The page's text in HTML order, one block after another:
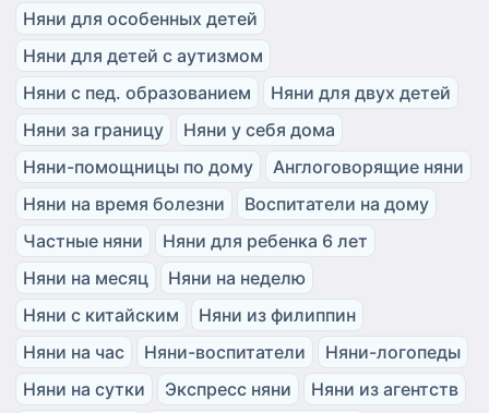
Няни для особенных детей
Няни для детей с аутизмом
Няни с пед. образованием
Няни для двух детей
Няни за границу
Няни у себя дома
Няни-помощницы по дому
Англоговорящие няни
Няни на время болезни
Воспитатели на дому
Частные няни
Няни для ребенка 6 лет
Няни на месяц
Няни на неделю
Няни с китайским
Няни из филиппин
Няни на час
Няни-воспитатели
Няни-логопеды
Няни на сутки
Экспресс няни
Няни из агентств